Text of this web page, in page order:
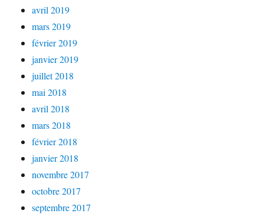
avril 2019
mars 2019
février 2019
janvier 2019
juillet 2018
mai 2018
avril 2018
mars 2018
février 2018
janvier 2018
novembre 2017
octobre 2017
septembre 2017